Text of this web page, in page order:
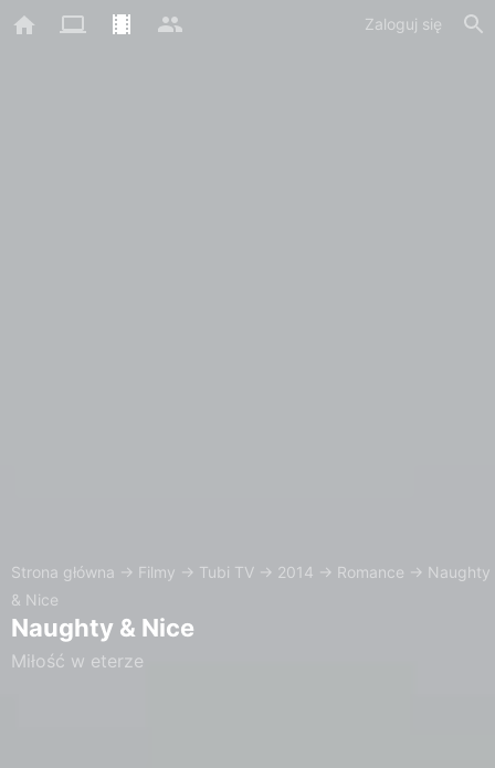
Zaloguj się
Strona główna → Filmy → Tubi TV → 2014 → Romance → Naughty
& Nice
Naughty & Nice
Miłość w eterze